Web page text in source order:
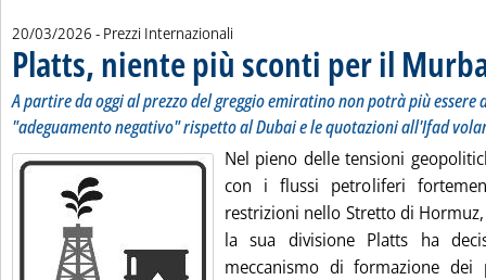
20/03/2026 - Prezzi Internazionali
Platts, niente più sconti per il
A partire da oggi al prezzo del greggio emiratino non potrà più essere
"adeguamento negativo" rispetto al Dubai e le quotazioni all'Ifad
Nel pieno delle tensioni
con i flussi petroliferi
restrizioni nello Stretto di
la sua divisione Platts ha
meccanismo di formazione